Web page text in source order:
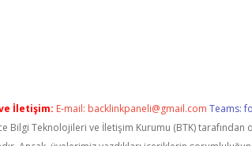
İletişim: E-mail: backlinkpaneli@gmail.com Teams:
Bilgi Teknolojileri ve İletişim Kurumu (BTK)